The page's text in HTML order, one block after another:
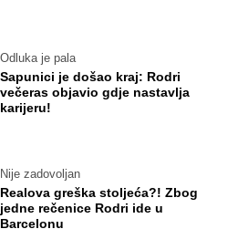
Odluka je pala
Sapunici je došao kraj: Rodri
večeras objavio gdje nastavlja
karijeru!
Nije zadovoljan
Realova greška stoljeća?! Zbog
jedne rečenice Rodri ide u
Barcelonu